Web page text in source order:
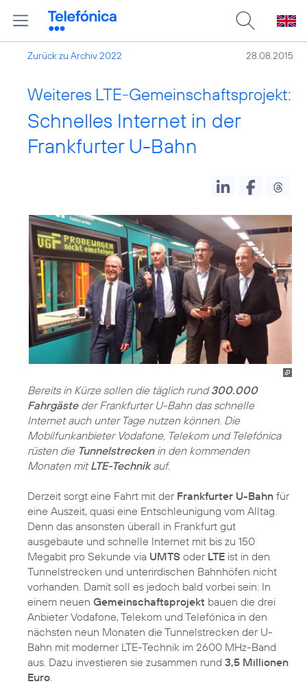
Zurück zu Archiv 2022 28.08.2015
Weiteres LTE-Gemeinschaftsprojekt:
Schnelles Internet in der
Frankfurter U-Bahn
Bereits in Kürze sollen die täglich rund300.000
Fahrgästeder Frankfurter U-Bahn das schnelle
Internet auch unter Tage nutzen können. Die
Mobilfunkanbieter Vodafone, Telekom und Telefónica
rüsten die Tunnelstreckenin den kommenden
Monaten mitLTE-Technikauf.
Derzeit sorgt eine Fahrt mit der Frankfurter U-Bahn für
eine Auszeit, quasi eine Entschleunigung vom Alltag.
Denn das ansonsten überall in Frankfurt gut
ausgebaute und schnelle Internet mit bis zu 150
Megabit pro Sekunde via UMTS oder LTE ist in den
Tunnelstrecken und unterirdischen Bahnhöfen nicht
vorhanden. Damit soll es jedoch bald vorbei sein: In
einem neuen Gemeinschaftsprojekt bauen die drei
Anbieter Vodafone, Telekom und Telefónica in den
nächsten neun Monaten die Tunnelstrecken der U-
Bahn mit moderner LTE-Technik im 2600 MHz-Band
aus. Dazu investieren sie zusammen rund 3,5 Millionen
Euro